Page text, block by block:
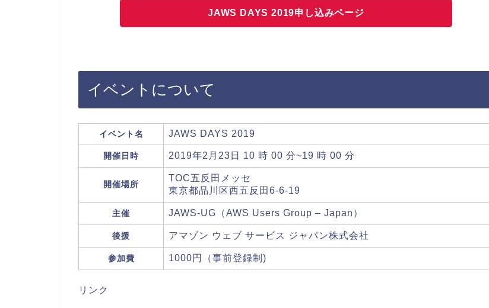
JAWS DAYS 2019申し込みページ
イベントについて
イベント名 JAWS DAYS 2019
開催日時 2019年2月23日 10 時 00 分~19 時 00 分
開催場所
TOC五反田メッセ
東京都品川区西五反田6-6-19
主催 JAWS-UG（AWS Users Group – Japan）
後援 アマゾン ウェブ サービス ジャパン株式会社
参加費 1000円（事前登録制)
リンク